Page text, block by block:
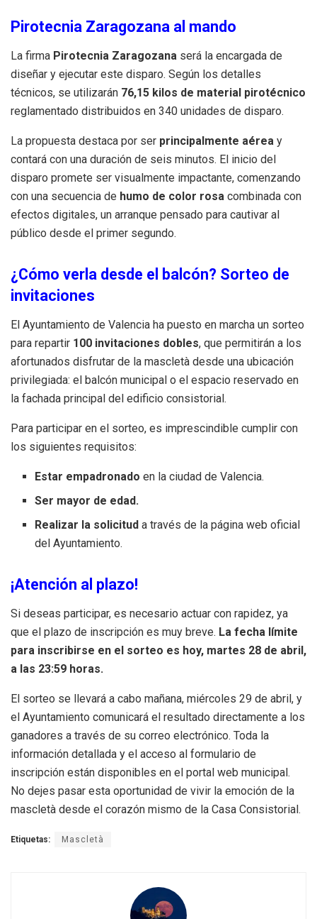
Pirotecnia Zaragozana al mando
La firma Pirotecnia Zaragozana será la encargada de
diseñar y ejecutar este disparo. Según los detalles
técnicos, se utilizarán 76,15 kilos de material pirotécnico
reglamentado distribuidos en 340 unidades de disparo.
La propuesta destaca por ser principalmente aérea y
contará con una duración de seis minutos. El inicio del
disparo promete ser visualmente impactante, comenzando
con una secuencia de humo de color rosa combinada con
efectos digitales, un arranque pensado para cautivar al
público desde el primer segundo.
¿Cómo verla desde el balcón? Sorteo de
invitaciones
El Ayuntamiento de Valencia ha puesto en marcha un sorteo
para repartir 100 invitaciones dobles, que permitirán a los
afortunados disfrutar de la mascletà desde una ubicación
privilegiada: el balcón municipal o el espacio reservado en
la fachada principal del edificio consistorial.
Para participar en el sorteo, es imprescindible cumplir con
los siguientes requisitos:
Estar empadronado en la ciudad de Valencia.
Ser mayor de edad.
Realizar la solicitud a través de la página web oficial
del Ayuntamiento.
¡Atención al plazo!
Si deseas participar, es necesario actuar con rapidez, ya
que el plazo de inscripción es muy breve. La fecha límite
para inscribirse en el sorteo es hoy, martes 28 de abril,
a las 23:59 horas.
El sorteo se llevará a cabo mañana, miércoles 29 de abril, y
el Ayuntamiento comunicará el resultado directamente a los
ganadores a través de su correo electrónico. Toda la
información detallada y el acceso al formulario de
inscripción están disponibles en el portal web municipal.
No dejes pasar esta oportunidad de vivir la emoción de la
mascletà desde el corazón mismo de la Casa Consistorial.
Etiquetas: Mascletà